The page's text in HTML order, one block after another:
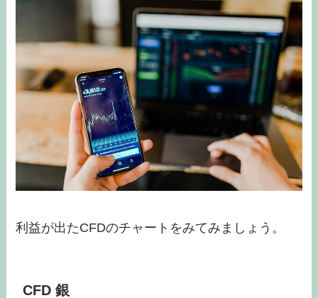
利益が出たCFDのチャートをみてみましょう。
CFD 銀